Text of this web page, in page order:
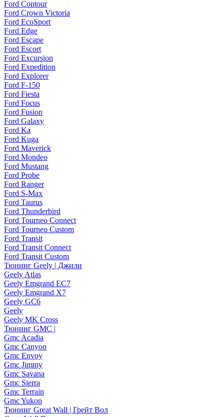
Ford Contour
Ford Crown Victoria
Ford EcoSport
Ford Edge
Ford Escape
Ford Escort
Ford Excursion
Ford Expedition
Ford Explorer
Ford F-150
Ford Fiesta
Ford Focus
Ford Fusion
Ford Galaxy
Ford Ka
Ford Kuga
Ford Maverick
Ford Mondeo
Ford Mustang
Ford Probe
Ford Ranger
Ford S-Max
Ford Taurus
Ford Thunderbird
Ford Tourneo Connect
Ford Tourneo Custom
Ford Transit
Ford Transit Connect
Ford Transit Custom
Тюнинг Geely | Джили
Geely Atlas
Geely Emgrand EC7
Geely Emgrand X7
Geely GC6
Geely
Geely MK Cross
Тюнинг GMC |
Gmc Acadia
Gmc Canyon
Gmc Envoy
Gmc Jimmy
Gmc Savana
Gmc Sierra
Gmc Terrain
Gmc Yukon
Тюнинг Great Wall | Грейт Вол